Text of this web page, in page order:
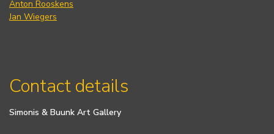
Anton Rooskens
Jan Wiegers
Contact details
Simonis & Buunk Art Gallery